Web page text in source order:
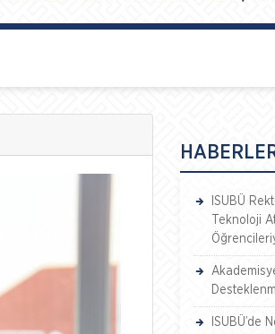
ISUBÜ
Teknoloji
ISUBÜ’de